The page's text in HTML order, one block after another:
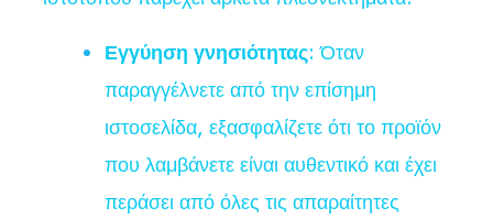
Εγγύηση γνησιότητας: Όταν
παραγγέλνετε από την επίσημη
ιστοσελίδα, εξασφαλίζετε ότι το προϊόν
που λαμβάνετε είναι αυθεντικό και έχει
περάσει από όλες τις απαραίτητες